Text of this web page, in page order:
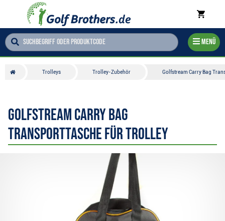
Menü
Trolleys Trolley-Zubehör Golfstream Carry Bag
Golfstream Carry Bag
Transporttasche für Trolley